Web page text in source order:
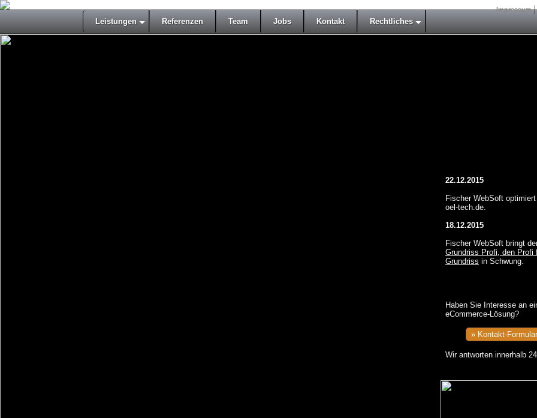
Leistungen Referenzen Team Jobs Kontakt Rechtliches
22.12.2015
Fischer WebSoft optimiert
oel-tech.de.
18.12.2015
Fischer WebSoft bringt
Grundriss Profi, den Profi
Grundriss in Schwung.
Haben Sie Interesse an
eCommerce-Lösung?
Wir antworten innerhalb
Impressum